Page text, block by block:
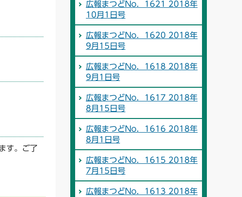
す。ご了
広報まつどNo．1621 2018年
10月1日号
広報まつどNo．1620 2018年
9月15日号
広報まつどNo．1618 2018年
9月1日号
広報まつどNo．1617 2018年
8月15日号
広報まつどNo．1616 2018年
8月1日号
広報まつどNo．1615 2018年
7月15日号
広報まつどNo．1613 2018年